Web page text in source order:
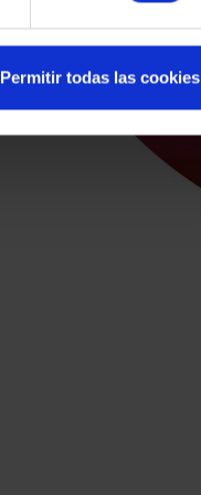
Permitir todas las cookies